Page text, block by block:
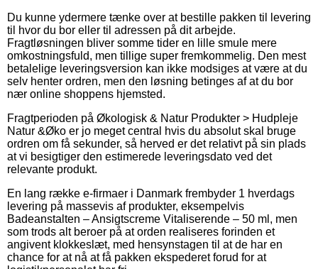
Du kunne ydermere tænke over at bestille pakken til levering
til hvor du bor eller til adressen på dit arbejde.
Fragtløsningen bliver somme tider en lille smule mere
omkostningsfuld, men tillige super fremkommelig. Den mest
betalelige leveringsversion kan ikke modsiges at være at du
selv henter ordren, men den løsning betinges af at du bor
nær online shoppens hjemsted.
Fragtperioden på Økologisk & Natur Produkter > Hudpleje
Natur &Øko er jo meget central hvis du absolut skal bruge
ordren om få sekunder, så herved er det relativt på sin plads
at vi besigtiger den estimerede leveringsdato ved det
relevante produkt.
En lang række e-firmaer i Danmark frembyder 1 hverdags
levering på massevis af produkter, eksempelvis
Badeanstalten – Ansigtscreme Vitaliserende – 50 ml, men
som trods alt beroer på at orden realiseres forinden et
angivent klokkeslæt, med hensynstagen til at de har en
chance for at nå at få pakken ekspederet forud for at